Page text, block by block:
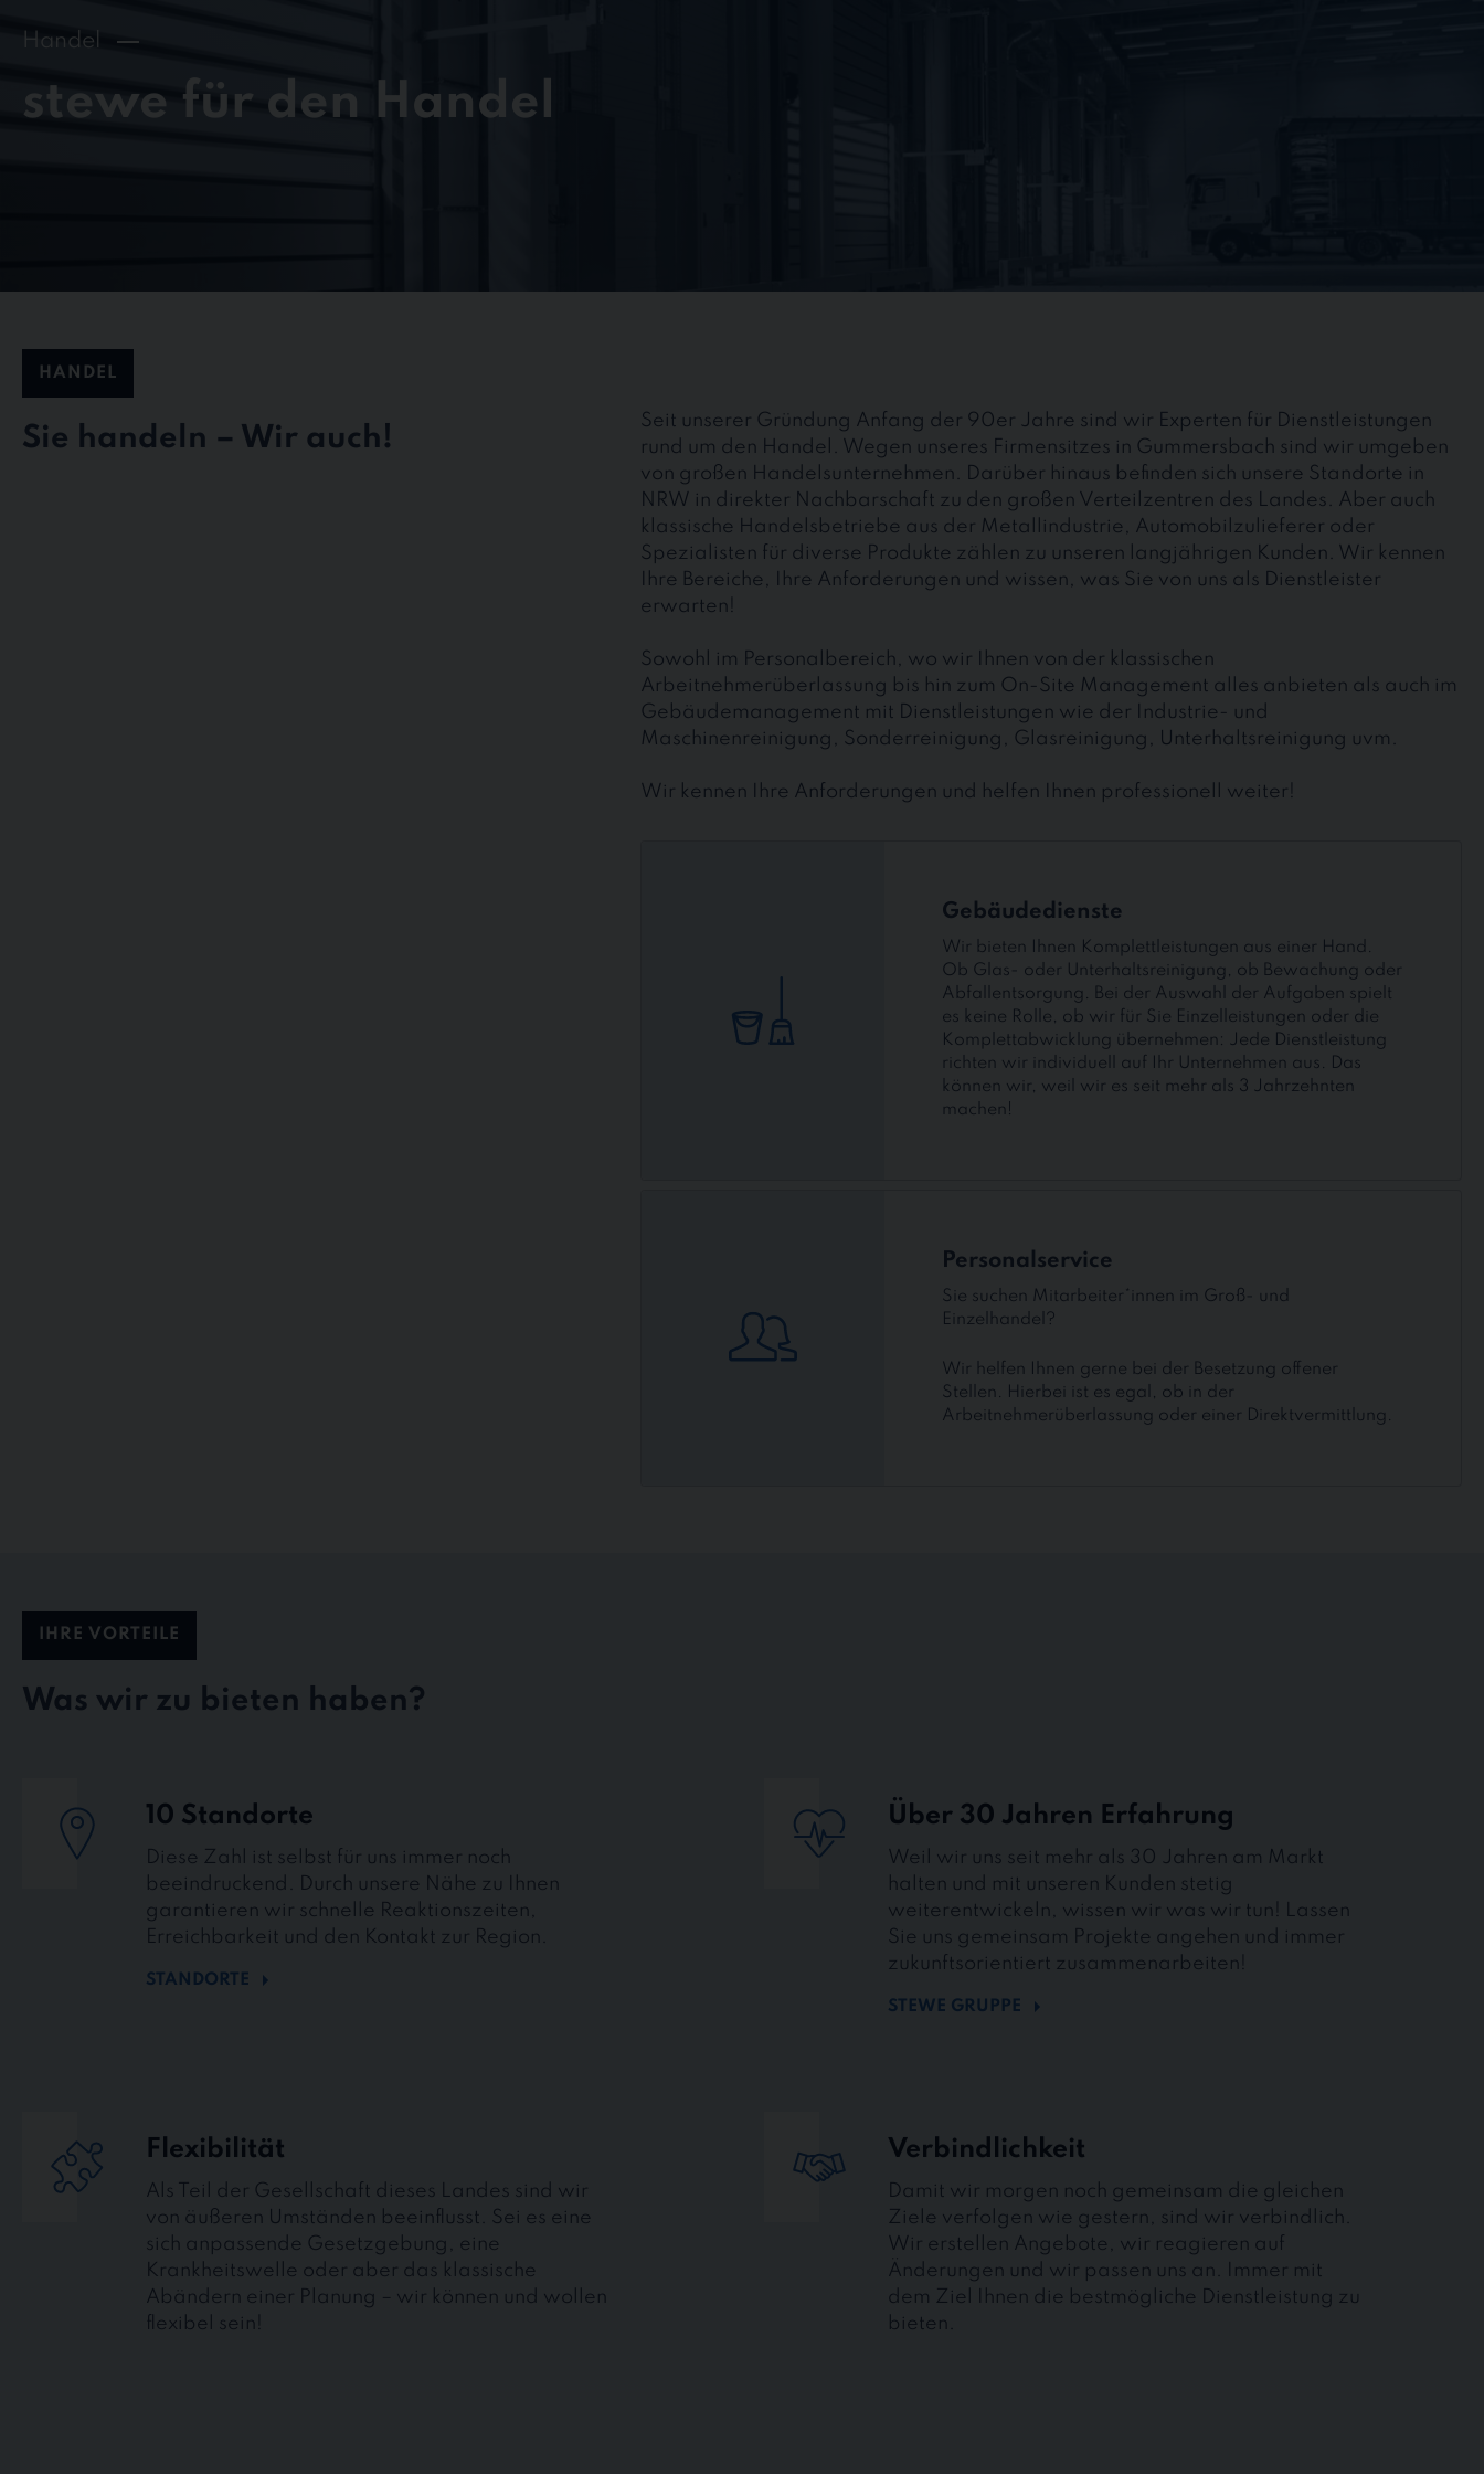
Handel
stewe für den Handel
HANDEL
Sie handeln – Wir auch!
Seit unserer Gründung Anfang der 90er Jahre sind wir Experten für Dienstleistungen
rund um den Handel. Wegen unseres Firmensitzes in Gummersbach sind wir umgeben
von großen Handelsunternehmen. Darüber hinaus befinden sich unsere Standorte in
NRW in direkter Nachbarschaft zu den großen Verteilzentren des Landes. Aber auch
klassische Handelsbetriebe aus der Metallindustrie, Automobilzulieferer oder
Spezialisten für diverse Produkte zählen zu unseren langjährigen Kunden. Wir kennen
Ihre Bereiche, Ihre Anforderungen und wissen, was Sie von uns als Dienstleister
erwarten!
Sowohl im Personalbereich, wo wir Ihnen von der klassischen
Arbeitnehmerüberlassung bis hin zum On-Site Management alles anbieten als auch im
Gebäudemanagement mit Dienstleistungen wie der Industrie- und
Maschinenreinigung, Sonderreinigung, Glasreinigung, Unterhaltsreinigung uvm.
Wir kennen Ihre Anforderungen und helfen Ihnen professionell weiter!
Gebäudedienste
Wir bieten Ihnen Komplettleistungen aus einer Hand.
Ob Glas- oder Unterhaltsreinigung, ob Bewachung oder
Abfallentsorgung. Bei der Auswahl der Aufgaben spielt
es keine Rolle, ob wir für Sie Einzelleistungen oder die
Komplettabwicklung übernehmen: Jede Dienstleistung
richten wir individuell auf Ihr Unternehmen aus. Das
können wir, weil wir es seit mehr als 3 Jahrzehnten
machen!
Personalservice
Sie suchen Mitarbeiter*innen im Groß- und
Einzelhandel?
Wir helfen Ihnen gerne bei der Besetzung offener
Stellen. Hierbei ist es egal, ob in der
Arbeitnehmerüberlassung oder einer Direktvermittlung.
IHRE VORTEILE
Was wir zu bieten haben?
10 Standorte
Diese Zahl ist selbst für uns immer noch
beeindruckend. Durch unsere Nähe zu Ihnen
garantieren wir schnelle Reaktionszeiten,
Erreichbarkeit und den Kontakt zur Region.
STANDORTE
Über 30 Jahren Erfahrung
Weil wir uns seit mehr als 30 Jahren am Markt
halten und mit unseren Kunden stetig
weiterentwickeln, wissen wir was wir tun! Lassen
Sie uns gemeinsam Projekte angehen und immer
zukunftsorientiert zusammenarbeiten!
STEWE GRUPPE
Flexibilität
Als Teil der Gesellschaft dieses Landes sind wir
von äußeren Umständen beeinflusst. Sei es eine
sich anpassende Gesetzgebung, eine
Krankheitswelle oder aber das klassische
Abändern einer Planung – wir können und wollen
flexibel sein!
Verbindlichkeit
Damit wir morgen noch gemeinsam die gleichen
Ziele verfolgen wie gestern, sind wir verbindlich.
Wir erstellen Angebote, wir reagieren auf
Änderungen und wir passen uns an. Immer mit
dem Ziel Ihnen die bestmögliche Dienstleistung zu
bieten.